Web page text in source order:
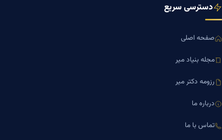
دسترسی سریع
صفحه اصلی
مجله بنیاد میر
رزومه دکتر میر
درباره ما
تماس با ما